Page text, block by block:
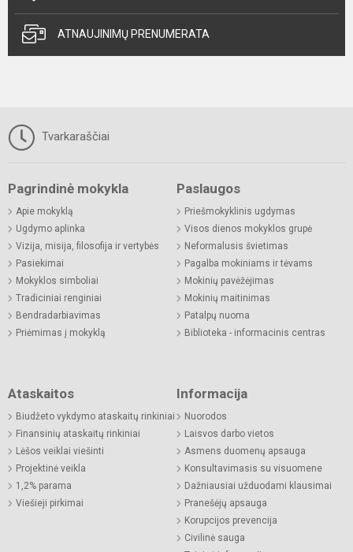
ATNAUJINIMŲ PRENUMERATA
Tvarkaraščiai
Pagrindinė mokykla
Apie mokyklą
Ugdymo aplinka
Vizija, misija, filosofija ir vertybės
Pasiekimai
Mokyklos simboliai
Tradiciniai renginiai
Bendradarbiavimas
Priėmimas į mokyklą
Paslaugos
Priešmokyklinis ugdymas
Visos dienos mokyklos grupė
Neformalusis švietimas
Pagalba mokiniams ir tėvams
Mokinių pavėžėjimas
Mokinių maitinimas
Patalpų nuoma
Biblioteka - informacinis centras
Ataskaitos
Biudžeto vykdymo ataskaitų rinkiniai
Finansinių ataskaitų rinkiniai
Lėšos veiklai viešinti
Projektinė veikla
1,2% parama
Viešieji pirkimai
Informacija
Nuorodos
Laisvos darbo vietos
Asmens duomenų apsauga
Konsultavimasis su visuomene
Dažniausiai užduodami klausimai
Pranešėjų apsauga
Korupcijos prevencija
Civilinė sauga